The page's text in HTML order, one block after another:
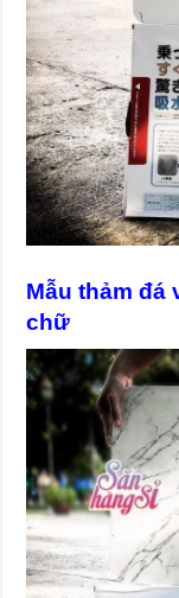
Mẫu thảm đá
chữ